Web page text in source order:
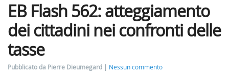
EB Flash 562: atteggiamento
dei cittadini nei confronti delle
tasse
Pubblicato da Pierre Dieumegard
Nessun commento